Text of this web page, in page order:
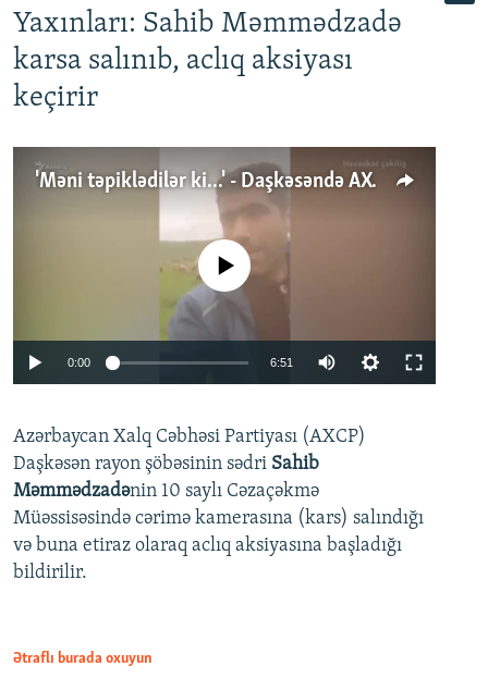
Yaxınları: Sahib Məmmədzadə
karsa salınıb, aclıq aksiyası
keçirir
'Məni təpiklədilər ki...' - Daşkəsəndə AXCP fəalının yaxınları onun həbsinə etiraz edirlər
Auto 240p 360p
720p 1080p
No media source currently available
0:00 6:51
360p
720p
1080p
Azərbaycan Xalq Cəbhəsi Partiyası (AXCP)
Daşkəsən rayon şöbəsinin sədri Sahib
Məmmədzadənin 10 saylı Cəzaçəkmə
Müəssisəsində cərimə kamerasına (kars) salındığı
və buna etiraz olaraq aclıq aksiyasına başladığı
bildirilir.
Ətraflı burada oxuyun